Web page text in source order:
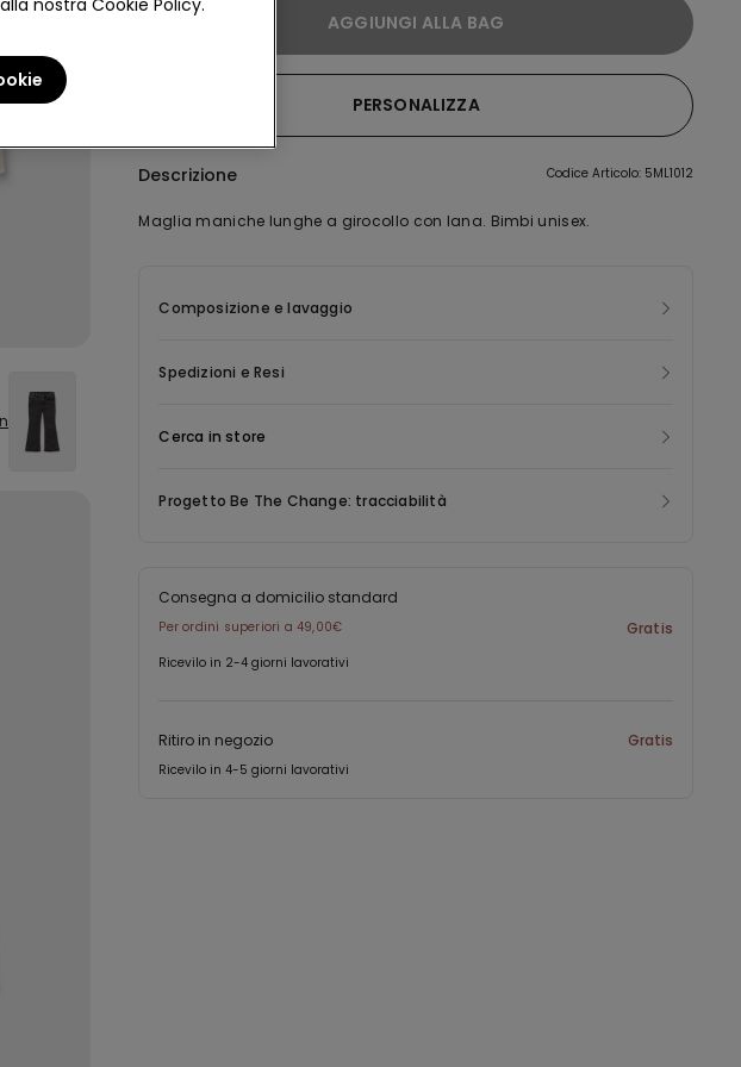
AGGIUNGI ALLA BAG
PERSONALIZZA
Descrizione Codice Articolo: 5ML1012
Maglia maniche lunghe a girocollo con lana. Bimbi unisex.
Composizione e lavaggio
Spedizioni e Resi
Cerca in store
Progetto Be The Change: tracciabilità
Consegna a domicilio standard
Per ordini superiori a 49,00€ Gratis
Ricevilo in 2-4 giorni lavorativi
Ritiro in negozio Gratis
Ricevilo in 4-5 giorni lavorativi
nostra Cookie Policy.